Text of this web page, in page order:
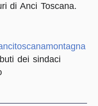
di Anci Toscana.
dei sindaci